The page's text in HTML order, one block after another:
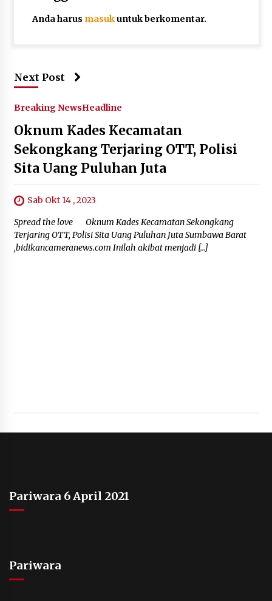
Anda harus masukuntuk berkomentar.
Next Post
Breaking NewsHeadline
Oknum Kades Kecamatan
Sekongkang Terjaring OTT, Polisi
Sita Uang Puluhan Juta
Sab Okt 14 , 2023
Spread the love Oknum Kades Kecamatan Sekongkang
Terjaring OTT, Polisi Sita Uang Puluhan Juta Sumbawa Barat
,bidikancameranews.com Inilah akibat menjadi […]
Pariwara 6 April 2021
Pariwara